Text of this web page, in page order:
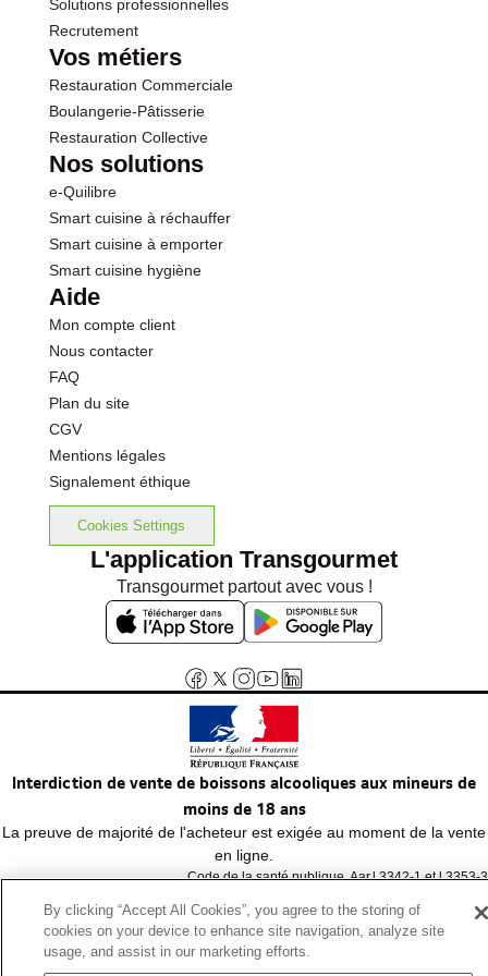
Solutions professionnelles
Recrutement
Vos métiers
Restauration Commerciale
Boulangerie-Pâtisserie
Restauration Collective
Nos solutions
e-Quilibre
Smart cuisine à réchauffer
Smart cuisine à emporter
Smart cuisine hygiène
Aide
Mon compte client
Nous contacter
FAQ
Plan du site
CGV
Mentions légales
Signalement éthique
Cookies Settings
L'application Transgourmet
Transgourmet partout avec vous !
Interdiction de vente de boissons alcooliques aux mineurs de
moins de 18 ans
La preuve de majorité de l'acheteur est exigée au moment de la vente
en ligne.
Code de la santé publique, Aar.l.3342-1 et l.3353-3
© Tous droits réservés
By clicking “Accept All Cookies”, you agree to the storing of
cookies on your device to enhance site navigation, analyze site
usage, and assist in our marketing efforts.